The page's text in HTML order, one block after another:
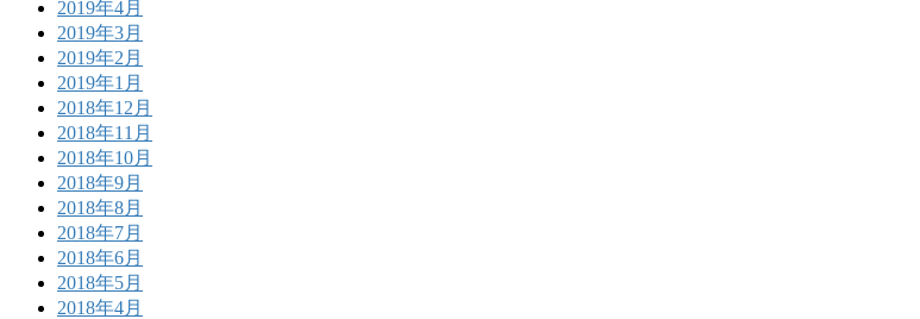
2019年4月
2019年3月
2019年2月
2019年1月
2018年12月
2018年11月
2018年10月
2018年9月
2018年8月
2018年7月
2018年6月
2018年5月
2018年4月